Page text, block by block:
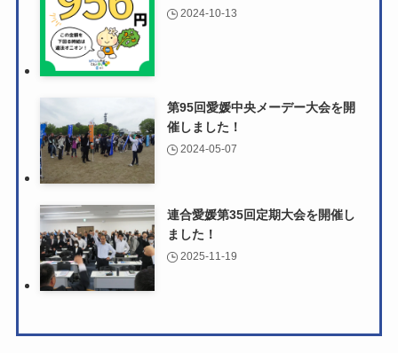
2024-10-13
第95回愛媛中央メーデー大会を開
催しました！
2024-05-07
連合愛媛第35回定期大会を開催し
ました！
2025-11-19